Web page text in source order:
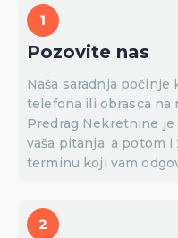
Pozovite nas
Naša saradnja
telefona ili obrasca na
Predrag Nekretnine je
vaša pitanja, a potom
terminu koji vam